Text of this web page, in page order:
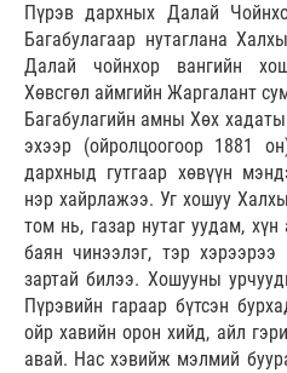
Пүрэв дархных Далай
Багабулагаар нутаглана
Далай чойнхор вангийн
Хөвсгөл аймгийн Жаргалант
Багабулагийн амны Хөх
эхээр (ойролцоогоор 1881
дархныд гутгаар хөвүүн
нэр хайрлажээ. Уг хошуу
том нь, газар нутаг уудам,
баян чинээлэг, тэр хэрээрээ
зартай билээ. Хошууны
Пүрэвийн гараар бүтсэн
ойр хавийн орон хийд, айл
авай. Нас хэвийж мэлмий